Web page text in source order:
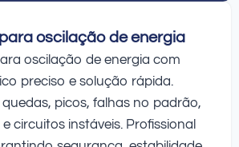
oscilação de energia
oscilação de energia com
preciso e solução rápida.
quedas, picos, falhas no padrão,
circuitos instáveis. Profissional